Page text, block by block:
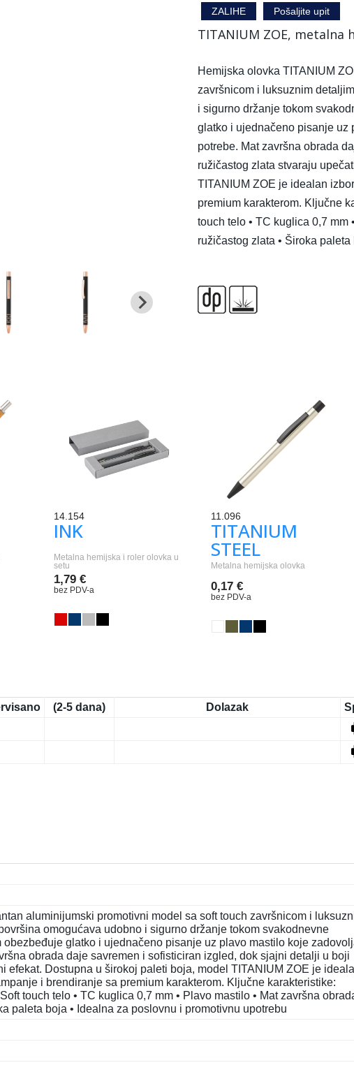
ZALIHE Pošaljite upit
TITANIUM ZOE, metalna
Hemijska olovka TITANIUM
završnicom i luksuznim
i sigurno držanje tokom
glatko i ujednačeno pisanje uz
potrebe. Mat završna obrada
ružičastog zlata stvaraju
TITANIUM ZOE je idealan
premium karakterom. Ključne
touch telo • TC kuglica 0,7 mm
ružičastog zlata • Široka
14.154
INK
Metalna hemijska i roler olovka u
setu
1,79 €
bez PDV-a
11.096
TITANIUM
STEEL
Metalna hemijska olovka
0,17 €
bez PDV-a
(2-5 dana) Dolazak
aluminijumski promotivni model sa soft touch završnicom i
omogućava udobno i sigurno držanje tokom svakodnevne
glatko i ujednačeno pisanje uz plavo mastilo koje
obrada daje savremen i sofisticiran izgled, dok sjajni detalji u boji
efekat. Dostupna u širokoj paleti boja, model TITANIUM ZOE je
i brendiranje sa premium karakterom. Ključne karakteristike:
touch telo • TC kuglica 0,7 mm • Plavo mastilo • Mat završna
paleta boja • Idealna za poslovnu i promotivnu upotrebu